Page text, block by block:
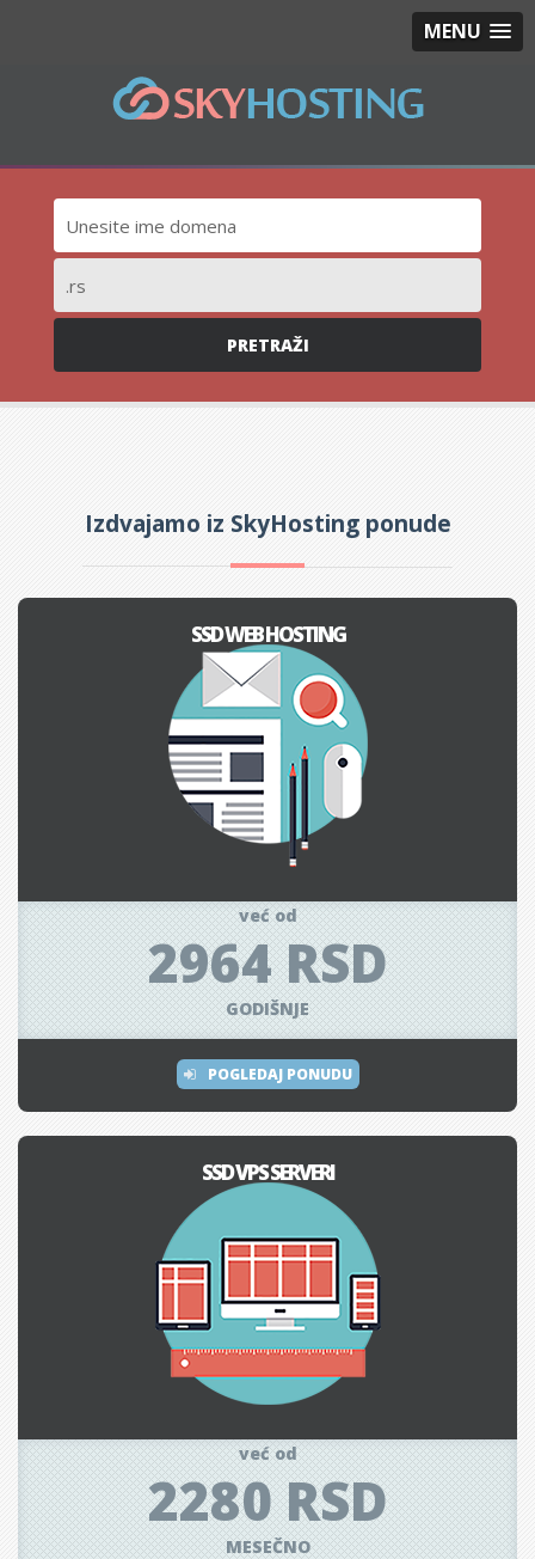
MENU
Izdvajamo iz SkyHosting ponude
SSD WEB HOSTING
već od
2964 RSD
GODIŠNJE
POGLEDAJ PONUDU
SSD VPS SERVERI
već od
2280 RSD
MESEČNO